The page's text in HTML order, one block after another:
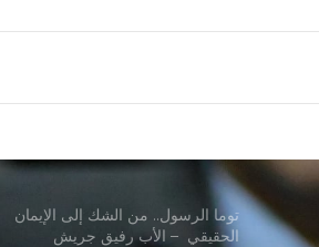
مصر و”إفريقيا – فرنسا” إلى الأمام-
توما الرسول.. من الشك إلى الإيمان
الحقيقي – الأب رفيق جريش